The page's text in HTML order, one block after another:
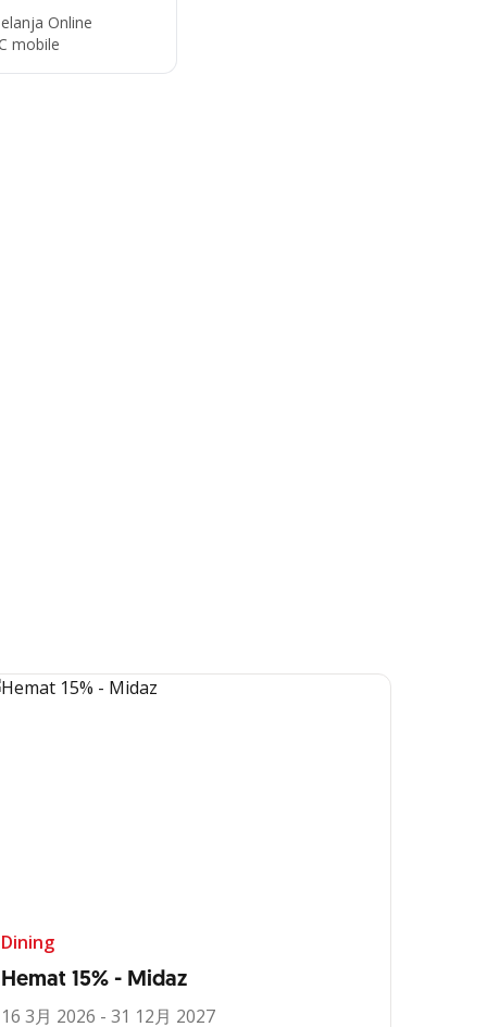
Online
mobile
Dining
Hemat 15% - Midaz
16 3月 2026 - 31 12月 2027